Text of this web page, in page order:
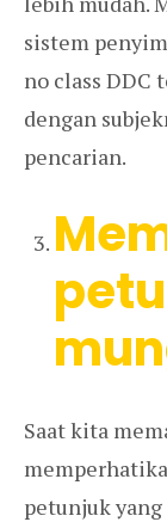
sistem
no class DDC
dengan
pencarian.
Saat kita
petunjuk